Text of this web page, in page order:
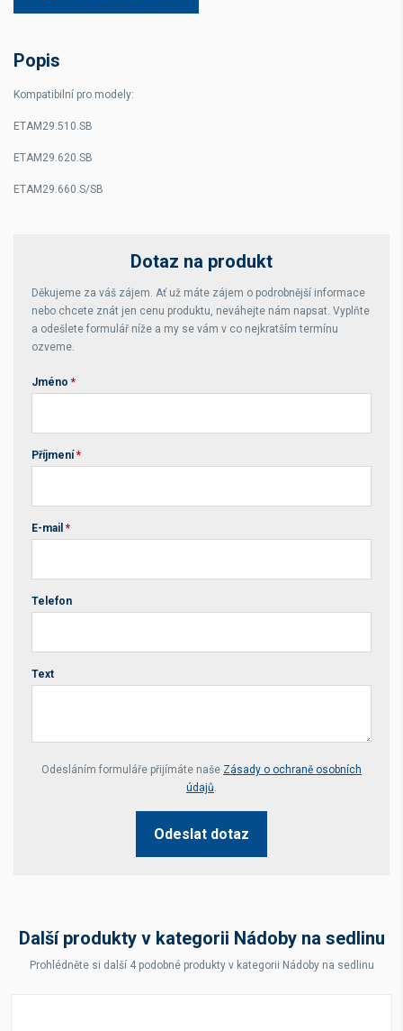
Popis
Kompatibilní pro modely:
ETAM29.510.SB
ETAM29.620.SB
ETAM29.660.S/SB
Dotaz na produkt
Děkujeme za váš zájem. Ať už máte zájem o podrobnější informace
nebo chcete znát jen cenu produktu, neváhejte nám napsat. Vyplňte
a odešlete formulář níže a my se vám v co nejkratším termínu
ozveme.
Jméno *
Příjmení *
E-mail *
Telefon
Text
Your website *
Odesláním formuláře přijímáte naše Zásady o ochraně osobních
údajů.
Odeslat dotaz
Další produkty v kategorii Nádoby na sedlinu
Prohlédněte si další 4 podobné produkty v kategorii Nádoby na sedlinu